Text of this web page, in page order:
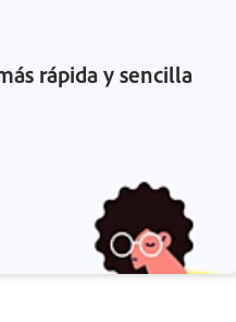
rápida y sencilla